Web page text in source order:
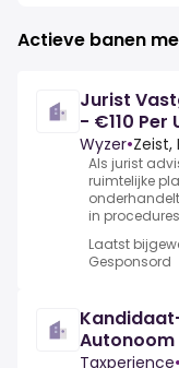
Actieve banen
Jurist
- €110 Per
Wyzer•Zeist,
Als jurist
ruimtelijke
in
Laatst
Gesponsord
Autonoom
Taxperience•